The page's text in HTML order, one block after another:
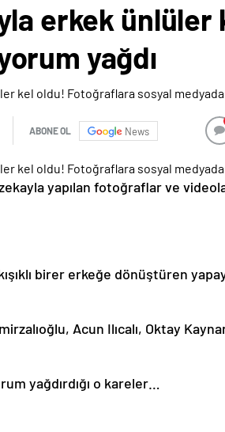
erkek
yağdı
ABONE OL News
yapılan fotoğraflar ve
birer erkeğe dönüştüren
Acun Ilıcalı, Oktay
yağdırdığı o kareler…